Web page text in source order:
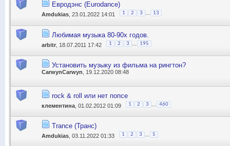
Евродэнс (Eurodance)
Amdukias , 23.01.2022 14:01 1 2 3 13
Любимая музыка 80-90х годов.
arbitr , 18.07.2011 17:42 1 2 3 195
Установить музыку из фильма на рингтон?
CarwynCarwyn , 19.12.2020 08:48
rock & roll или нет попсе
клементина , 01.02.2012 01:09 1 2 3 460
Trance (Транс)
Amdukias , 03.11.2022 01:33 1 2 3 5